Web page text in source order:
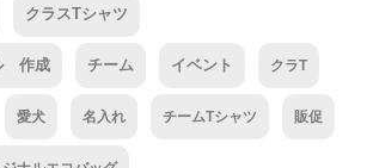
クラスTシャツ
作成 チーム イベント クラT
愛犬 名入れ チームTシャツ 販促